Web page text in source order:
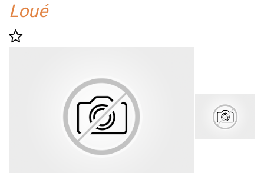
Loué